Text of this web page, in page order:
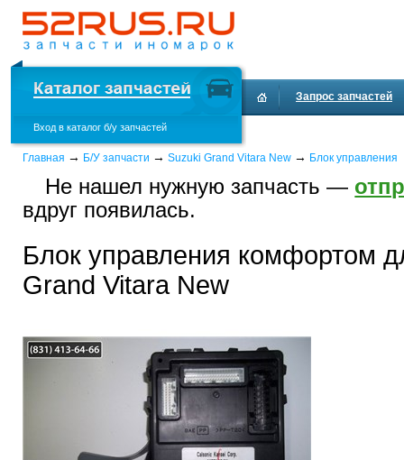
Вход в каталог б/у запчастей
Запрос запчастей
Главная → Б/У запчасти → Suzuki Grand Vitara New → Блок управления
Не нашел нужную запчасть —
вдруг появилась.
Блок управления комфортом
Grand Vitara New